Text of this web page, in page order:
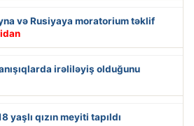
və Rusiyaya moratorium təklif
irəliləyiş olduğunu
yaşlı qızın meyiti tapıldı